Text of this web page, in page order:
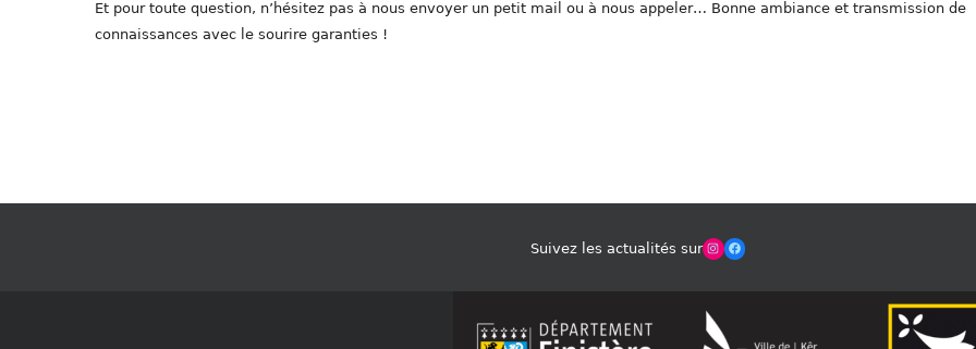
Et pour toute question, n’hésitez pas à nous envoyer un petit mail ou à nous appeler… Bonne ambiance et transmission de
connaissances avec le sourire garanties !
Suivez les actualités surWinches Club OfficielFacebook